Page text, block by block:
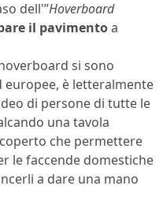
dell'”Hoverboard
il pavimentoa
si sono
europee, è letteralmente
di persone di tutte le
una tavola
che permettere
le faccende domestiche
a dare una mano